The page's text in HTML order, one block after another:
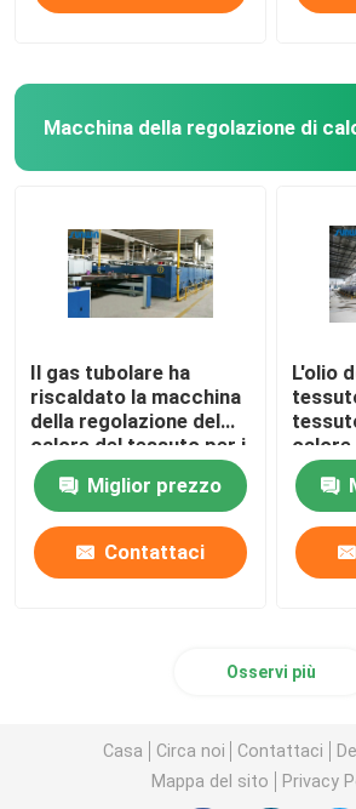
Il gas tubolare ha
riscaldato la macchina
della regolazione del
calore del tessuto per i
tessuti
dell'asciugamano
2200mm
Miglior prezzo
Contattaci
L'olio
calore
Osservi più
Casa Circa noi Contattaci
Mappa del sito
Privacy